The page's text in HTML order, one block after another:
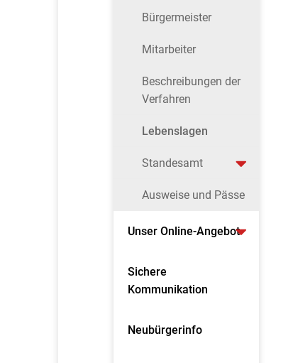
Bürgermeister
Mitarbeiter
Beschreibungen der
Verfahren
Lebenslagen
Standesamt
Ausweise und Pässe
Unser Online-Angebot
Sichere
Kommunikation
Neubürgerinfo